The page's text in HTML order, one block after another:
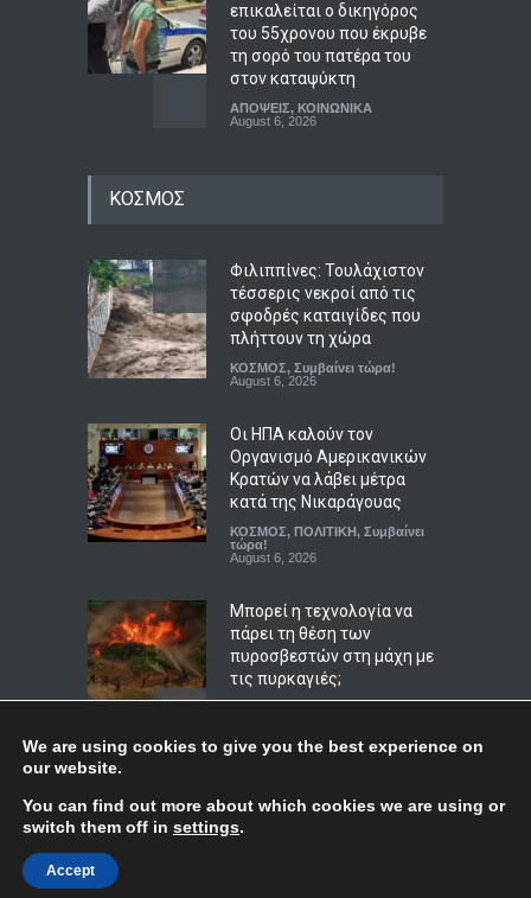
επικαλείται ο δικηγόρος
του 55χρονου που έκρυβε
τη σορό του πατέρα του
στον καταψύκτη
ΑΠΟΨΕΙΣ, ΚΟΙΝΩΝΙΚΑ
August 6, 2026
Υπόθεση Έπσταϊν:
Κλιμακώνονται οι πιέσεις
για πλήρη δημοσιοποίηση
LIFESTYLE
ΠΟΛΙΤΙΚΗ
August 6, 2026
ΚΟΣΜΟΣ
Φιλιππίνες: Τουλάχιστον
τέσσερις νεκροί από τις
σφοδρές καταιγίδες που
πλήττουν τη χώρα
ΚΟΣΜΟΣ, Συμβαίνει τώρα!
August 6, 2026
Οι ΗΠΑ καλούν τον
Οργανισμό Αμερικανικών
Κρατών να λάβει μέτρα
κατά της Νικαράγουας
ΚΟΣΜΟΣ, ΠΟΛΙΤΙΚΗ, Συμβαίνει
τώρα!
August 6, 2026
Μπορεί η τεχνολογία να
πάρει τη θέση των
πυροσβεστών στη μάχη με
τις πυρκαγιές;
έκθεσης εξωτικών ζώων
στο Χονγκ Κονγκ για
Top
© Copyright
We are using cookies to give you the best experience on
our website.
You can find out more about which cookies we are using or
switch them off in settings.
Accept